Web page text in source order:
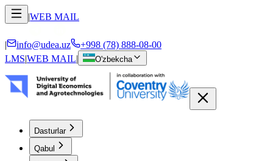
|WEB MAIL
| info@udea.uz
+998 (78) 888-08-00
LMS|WEB MAIL| O'zbekcha
Dasturlar
Qabul